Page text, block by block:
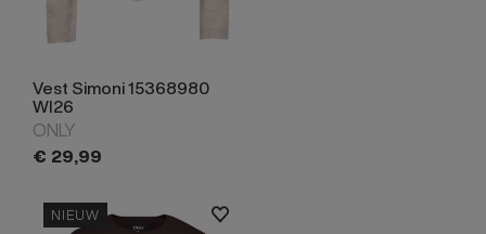
Vest Simoni 15368980
WI26
ONLY
€ 29,99
NIEUW